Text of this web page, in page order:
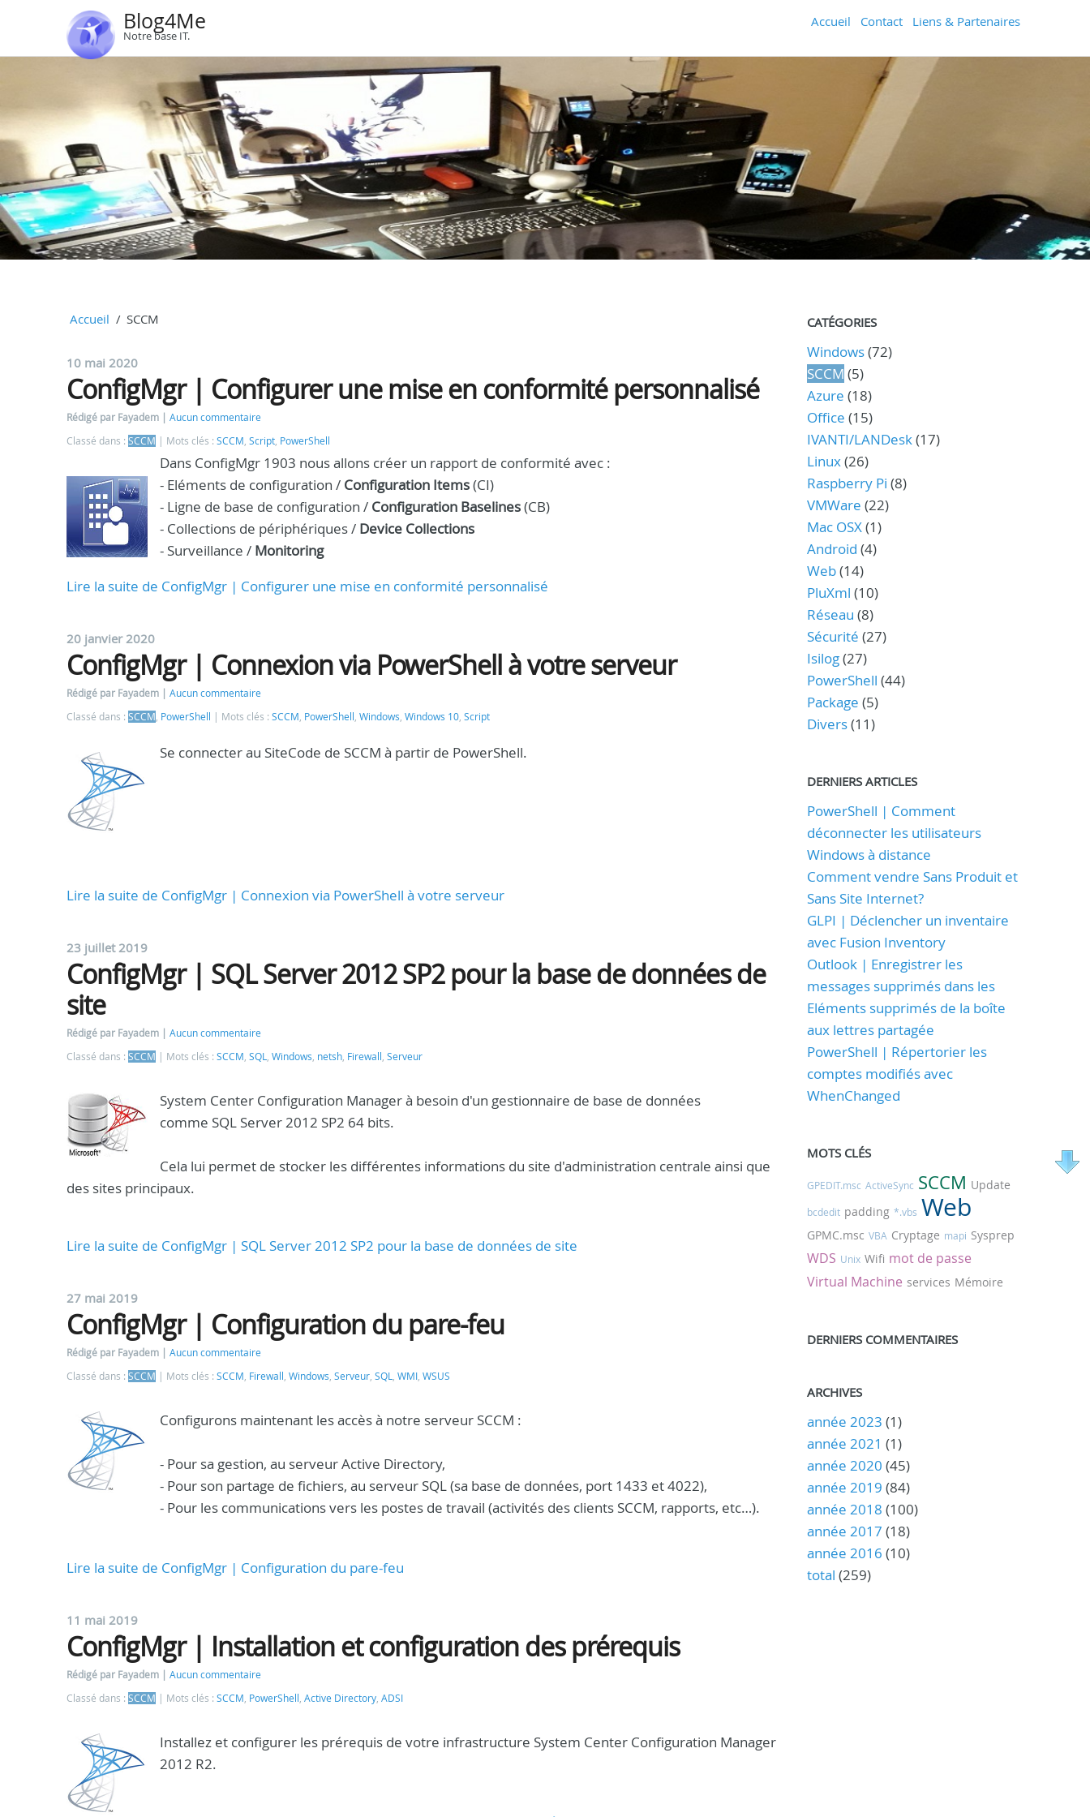
Blog4Me
Notre base IT.
Accueil Contact Liens & Partenaires
Accueil SCCM
10 mai 2020
ConfigMgr | Configurer une mise en conformité personnalisé
Rédigé par Fayadem
Aucun commentaire
Classé dans : SCCM Mots clés : SCCM, Script, PowerShell
Dans ConfigMgr 1903 nous allons créer un rapport de conformité avec :
- Eléments de configuration / Configuration Items(CI)
- Ligne de base de configuration / Configuration Baselines(CB)
- Collections de périphériques / Device Collections
- Surveillance / Monitoring
Lire la suite de ConfigMgr | Configurer une mise en conformité personnalisé
20 janvier 2020
ConfigMgr | Connexion via PowerShell à votre serveur
Rédigé par Fayadem
Aucun commentaire
Classé dans : SCCM, PowerShell Mots clés : SCCM, PowerShell , Windows, Windows 10, Script
Se connecter au SiteCode de SCCM à partir de PowerShell.
Lire la suite de ConfigMgr | Connexion via PowerShell à votre serveur
23 juillet 2019
ConfigMgr | SQL Server 2012 SP2 pour la base de données de
site
Rédigé par Fayadem
Aucun commentaire
Classé dans : SCCM Mots clés : SCCM, SQL, Windows, netsh, Firewall , Serveur
System Center Configuration Manager à besoin d'un gestionnaire de base de données
comme SQL Server 2012 SP2 64 bits.
Cela lui permet de stocker les différentes informations du site d'administration centrale ainsi que
des sites principaux.
Lire la suite de ConfigMgr | SQL Server 2012 SP2 pour la base de données de site
27 mai 2019
ConfigMgr | Configuration du pare-feu
Rédigé par Fayadem
Aucun commentaire
Classé dans : SCCM Mots clés : SCCM, Firewall , Windows, Serveur, SQL, WMI, WSUS
Configurons maintenant les accès à notre serveur SCCM :
- Pour sa gestion, au serveur Active Directory,
- Pour son partage de fichiers, au serveur SQL (sa base de données, port 1433 et 4022),
- Pour les communications vers les postes de travail (activités des clients SCCM, rapports, etc…).
Lire la suite de ConfigMgr | Configuration du pare-feu
11 mai 2019
ConfigMgr | Installation et configuration des prérequis
Rédigé par Fayadem
Aucun commentaire
Classé dans : SCCM Mots clés : SCCM, PowerShell , Active Directory, ADSI
Installez et configurer les prérequis de votre infrastructure System Center Configuration Manager
2012 R2.
CATÉGORIES
Windows(72)
SCCM (5)
Azure (18)
Office (15)
IVANTI/LANDesk(17)
Linux(26)
Raspberry Pi (8)
VMWare (22)
Mac OSX(1)
Android (4)
Web(14)
PluXml (10)
Réseau (8)
Sécurité (27)
Isilog(27)
PowerShell (44)
Package (5)
Divers(11)
DERNIERS ARTICLES
PowerShell | Comment
déconnecter les utilisateurs
Windows à distance
Comment vendre Sans Produit et
Sans Site Internet?
GLPI | Déclencher un inventaire
avec Fusion Inventory
Outlook | Enregistrer les
messages supprimés dans les
Eléments supprimés de la boîte
aux lettres partagée
PowerShell | Répertorier les
comptes modifiés avec
WhenChanged
MOTS CLÉS
GPEDIT.msc ActiveSync SCCM Update
bcdedit padding *.vbs Web
GPMC.msc VBA Cryptage mapi Sysprep
WDS Unix Wifi mot de passe
Virtual Machine services Mémoire
DERNIERS COMMENTAIRES
ARCHIVES
année 2023 (1)
année 2021 (1)
année 2020 (45)
année 2019 (84)
année 2018 (100)
année 2017 (18)
année 2016 (10)
total (259)